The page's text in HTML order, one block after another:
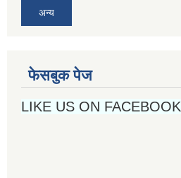
अन्य
फेसबुक पेज
LIKE US ON FACEBOOK